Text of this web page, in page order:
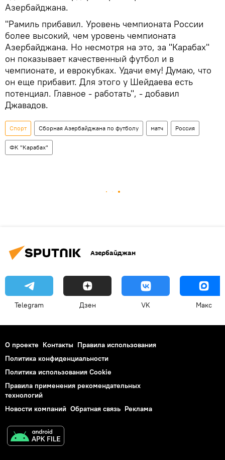
Азербайджана.
"Рамиль прибавил. Уровень чемпионата России
более высокий, чем уровень чемпионата
Азербайджана. Но несмотря на это, за "Карабах"
он показывает качественный футбол и в
чемпионате, и еврокубках. Удачи ему! Думаю, что
он еще прибавит. Для этого у Шейдаева есть
потенциал. Главное - работать", - добавил
Джавадов.
Спорт Сборная Азербайджана по футболу матч Россия
ФК "Карабах"
Азербайджан
Telegram Дзен VK Макс
О проекте Контакты Правила использования
Политика конфиденциальности
Политика использования Cookie
Правила применения рекомендательных
технологий
Новости компаний Обратная связь Реклама